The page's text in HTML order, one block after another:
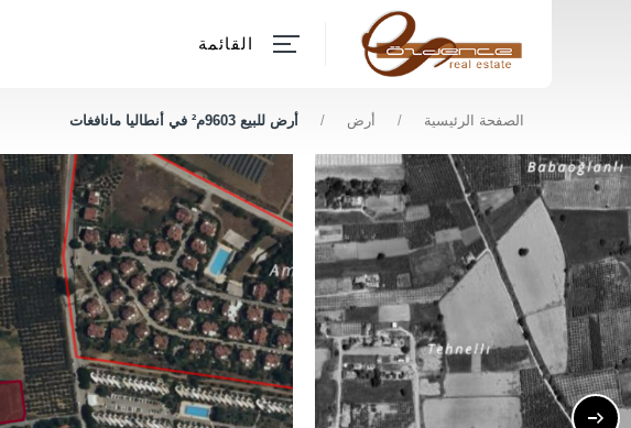
القائمة
الصفحة الرئيسية / أرض / أرض للبيع 9603م² في أنطاليا مانافغات